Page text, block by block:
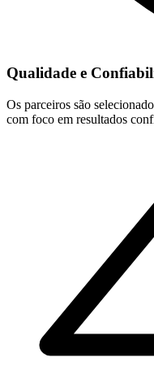
Qualidade e
Os parceiros são
com foco em resultados